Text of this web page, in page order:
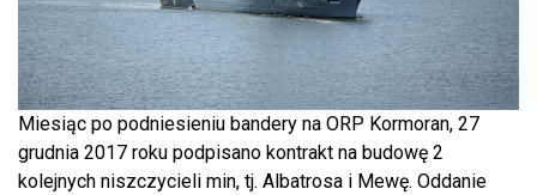
Miesiąc po podniesieniu bandery na ORP Kormoran, 27
grudnia 2017 roku podpisano kontrakt na budowę 2
kolejnych niszczycieli min, tj. Albatrosa i Mewę. Oddanie